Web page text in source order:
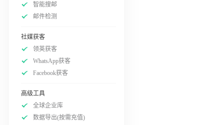
智能搜邮
邮件检测
社媒获客
领英获客
WhatsApp获客
Facebook获客
高级工具
全球企业库
数据导出(按需充值)